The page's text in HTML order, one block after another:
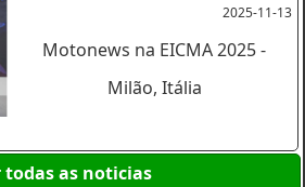
2025-11-13
Motonews na EICMA 2025 -
Milão, Itália
todas as noticias